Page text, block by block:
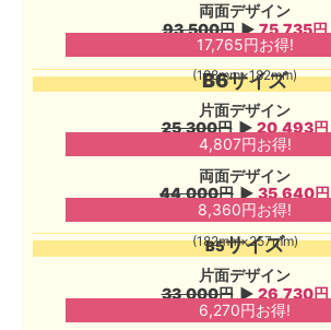
両面デザイン
93,500円 ▶︎75,735円
17,765円お得!
B6サイズ
(128mm×182mm)
片面デザイン
25,300円 ▶︎20,493円
4,807円お得!
両面デザイン
44,000円 ▶︎ 35,640円
8,360円お得!
B5サイズ
(182mm×257mm)
片面デザイン
33,000円 ▶︎ 26,730円
6,270円お得!